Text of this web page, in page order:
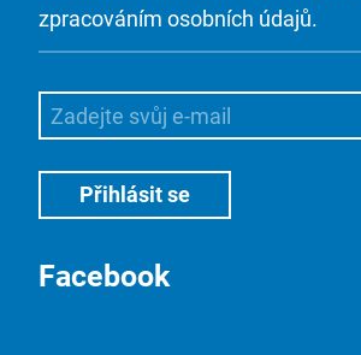
zpracováním osobních údajů.
Facebook